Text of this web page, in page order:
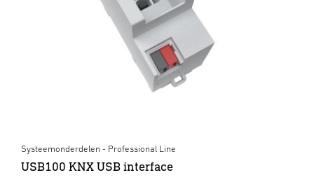
Systeemonderdelen - Professional Line
USB100 KNX USB interface